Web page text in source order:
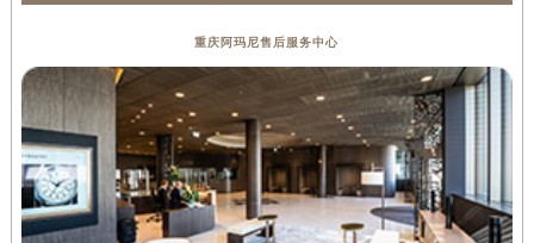
重庆阿玛尼售后服务中心